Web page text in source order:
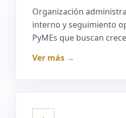
Organización
interno y seguimiento
PyMEs que buscan
Ver más →